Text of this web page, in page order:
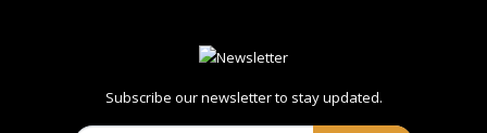
Subscribe our newsletter to stay updated.